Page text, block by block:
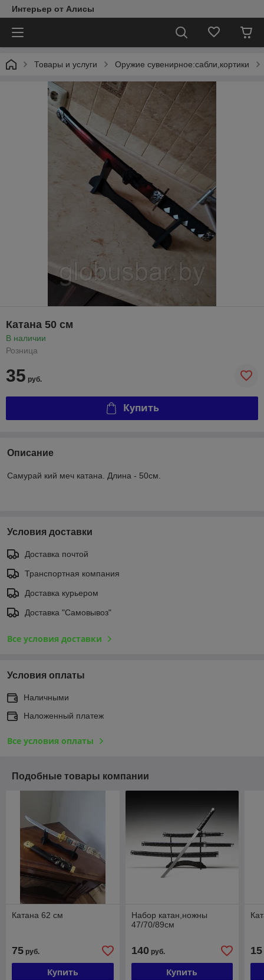
Интерьер от Алисы
Товары и услуги Оружие сувенирное:сабли,кортики
Катана 50 см
В наличии
Розница
35 руб.
Купить
Описание
Самурай кий меч катана. Длина - 50см.
Условия доставки
Доставка почтой
Транспортная компания
Доставка курьером
Доставка "Самовывоз"
Все условия доставки
Условия оплаты
Наличными
Наложенный платеж
Все условия оплаты
Подобные товары компании
Катана 62 см
75 руб.
Купить
Набор катан,ножны
47/70/89см
140руб.
Купить
15